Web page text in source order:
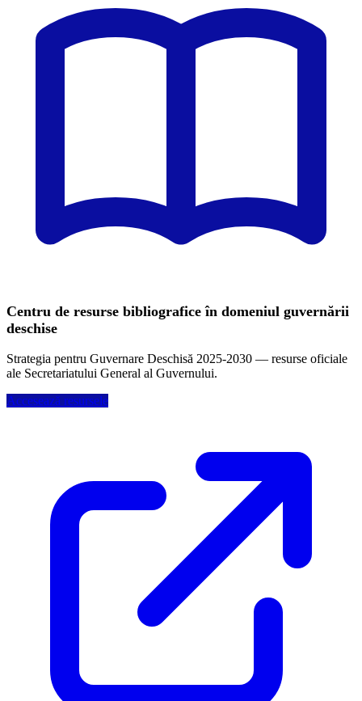
Centru de resurse bibliografice în domeniul guvernării
deschise
Strategia pentru Guvernare Deschisă 2025-2030 — resurse oficiale
ale Secretariatului General al Guvernului.
Accesează resursele